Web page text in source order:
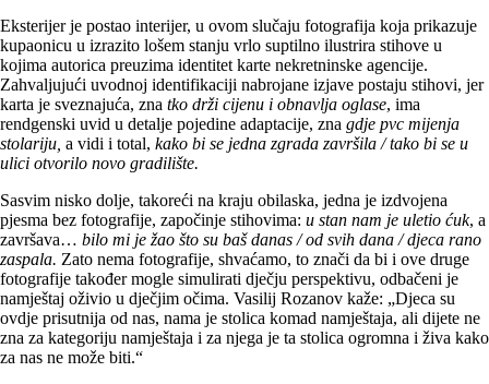
Eksterijer je postao interijer, u ovom slučaju fotografija koja prikazuje
kupaonicu u izrazito lošem stanju vrlo suptilno ilustrira stihove u
kojima autorica preuzima identitet karte nekretninske agencije.
Zahvaljujući uvodnoj identifikaciji nabrojane izjave postaju stihovi, jer
karta je sveznajuća, zna tko drži cijenu i obnavlja oglase, ima
rendgenski uvid u detalje pojedine adaptacije, zna gdje pvc mijenja
stolariju, a vidi i total, kako bi se jedna zgrada završila / tako bi se u
ulici otvorilo novo gradilište.
Sasvim nisko dolje, takoreći na kraju obilaska, jedna je izdvojena
pjesma bez fotografije, započinje stihovima: u stan nam je uletio ćuk, a
završava… bilo mi je žao što su baš danas / od svih dana / djeca rano
zaspala. Zato nema fotografije, shvaćamo, to znači da bi i ove druge
fotografije također mogle simulirati dječju perspektivu, odbačeni je
namještaj oživio u dječjim očima. Vasilij Rozanov kaže: „Djeca su
ovdje prisutnija od nas, nama je stolica komad namještaja, ali dijete ne
zna za kategoriju namještaja i za njega je ta stolica ogromna i živa kako
za nas ne može biti.“